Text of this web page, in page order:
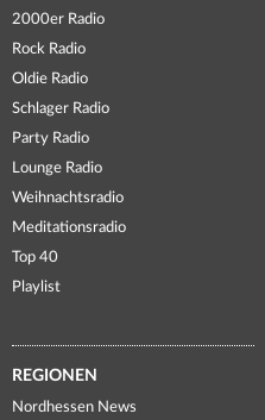
2000er Radio
Rock Radio
Oldie Radio
Schlager Radio
Party Radio
Lounge Radio
Weihnachtsradio
Meditationsradio
Top 40
Playlist
REGIONEN
Nordhessen News